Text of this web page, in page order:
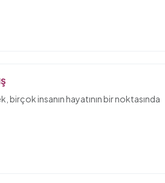
birçok insanın hayatının bir noktasında